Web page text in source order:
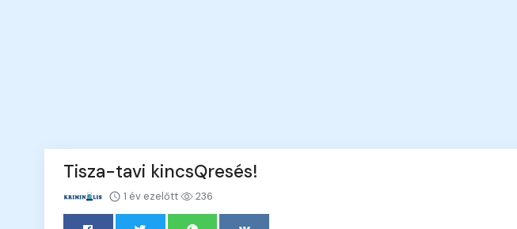
Tisza-tavi kincsQresés!
1 év ezelőtt 236